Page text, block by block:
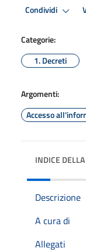
Condividi
Categorie:
1. Decreti
Argomenti:
Accesso
INDICE
Descrizione
A cura di
Allegati